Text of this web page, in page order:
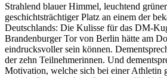
Strahlend blauer Himmel, leuchtend
geschichtsträchtiger Platz an einem der
Deutschlands: Die Kulisse für das DM-
Brandenburger Tor von Berlin hätte am
eindrucksvoller sein können.
der zehn Teilnehmerinnen. Und
Motivation, welche sich bei einer Athletin